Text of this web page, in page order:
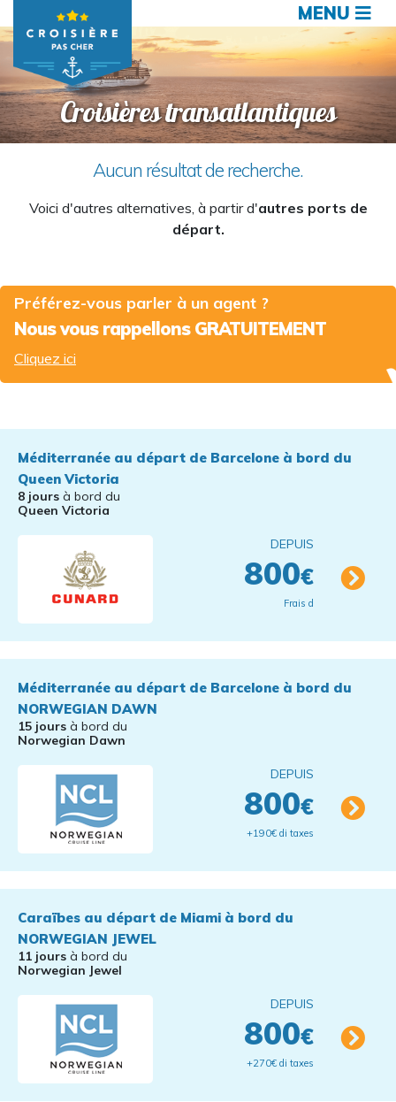
MENU
Croisières transatlantiques
Aucun résultat de recherche.
Voici d'autres alternatives, à partir d'autres ports de
départ.
Préférez-vous parler à un agent ?
Nous vous rappellons GRATUITEMENT
Cliquez ici
Méditerranée au départ de Barcelone à bord du
Queen Victoria
8 jours à bord du
Queen Victoria
DEPUIS
800€
Frais d
Méditerranée au départ de Barcelone à bord du
NORWEGIAN DAWN
15 jours à bord du
Norwegian Dawn
DEPUIS
800€
+190€ di taxes
Caraïbes au départ de Miami à bord du
NORWEGIAN JEWEL
11 jours à bord du
Norwegian Jewel
DEPUIS
800€
+270€ di taxes